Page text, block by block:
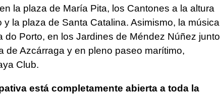
la plaza de María Pita, los Cantones a la altura
la plaza de Santa Catalina. Asimismo, la música
do Porto, en los Jardines de Méndez Núñez junto
de Azcárraga y en pleno paseo marítimo,
Club.
está completamente abierta a toda la